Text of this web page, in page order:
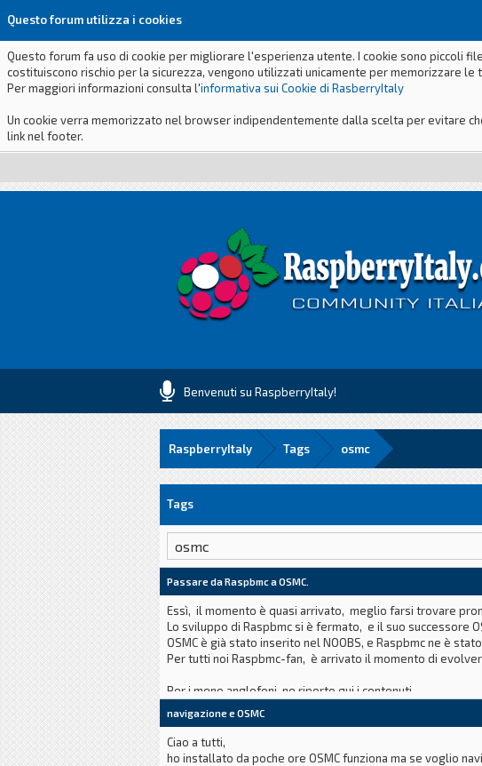
Questo forum utilizza i cookies
Questo forum fa uso di cookie per migliorare l'esperienza utente. I cookie sono piccoli
costituiscono rischio per la sicurezza, vengono utilizzati unicamente per memorizzare
Per maggiori informazioni consulta l'informativa sui Cookie di RasberryItaly
Un cookie verra memorizzato nel browser indipendentemente dalla scelta per evitare
link nel footer.
Benvenuti su RaspberryItaly!
RaspberryItaly Tags osmc
Tags
Passare da Raspbmc a OSMC.
Essì, il momento è quasi arrivato, meglio farsi trovare
Lo sviluppo di Raspbmc si è fermato, e il suo successore
OSMC è già stato inserito nel NOOBS, e Raspbmc ne è
Per tutti noi Raspbmc-fan, è arrivato il momento di
Per i meno anglofoni, ne riporto qui i contenuti.
Perché passare a OSMC?
navigazione e OSMC
Ciao a tutti,
ho installato da poche ore OSMC funziona ma se voglio